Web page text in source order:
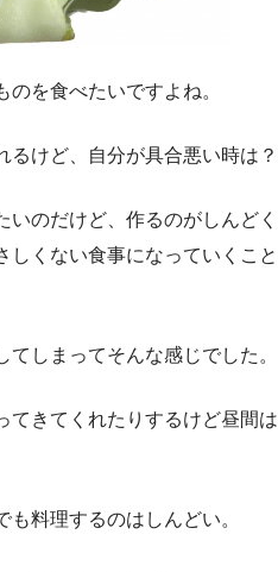
を食べたいですよね。
るけど、自分が具合悪い時は？
のだけど、作るのがしんどく
しくない食事になっていくこと
しまってそんな感じでした。
てきてくれたりするけど昼間は
料理するのはしんどい。